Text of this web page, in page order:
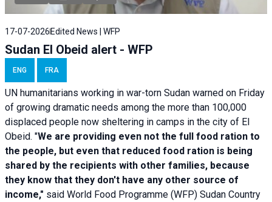
17-07-2026 Edited News | WFP
Sudan El Obeid alert - WFP
ENG FRA
UN humanitarians working in war-torn Sudan warned on Friday
of growing dramatic needs among the more than 100,000
displaced people now sheltering in camps in the city of El
Obeid. "We are providing even not the full food ration to
the people, but even that reduced food ration is being
shared by the recipients with other families, because
they know that they don't have any other source of
income," said World Food Programme (WFP) Sudan Country